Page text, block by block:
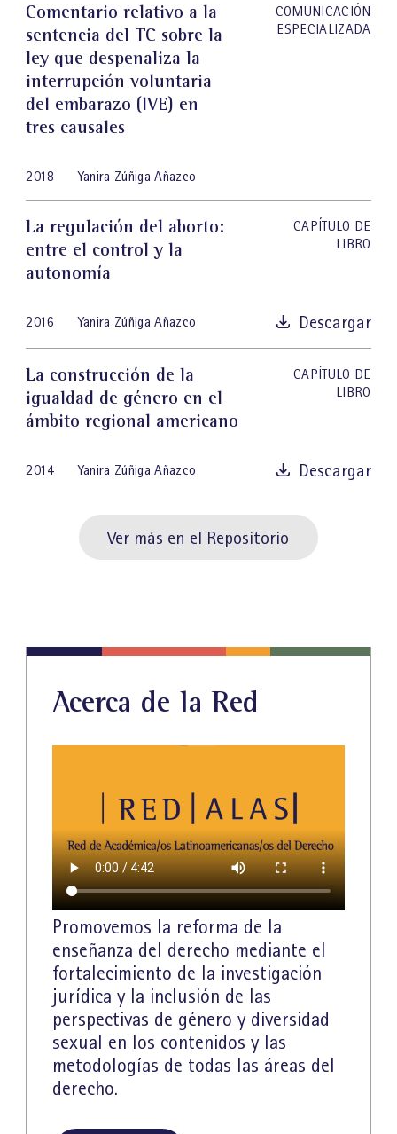
Comentario relativo a la
sentencia del TC sobre la
ley que despenaliza la
interrupción voluntaria
del embarazo (IVE) en
tres causales
COMUNICACIÓN
ESPECIALIZADA
2018 Yanira Zúñiga Añazco
La regulación del aborto:
entre el control y la
autonomía
CAPÍTULO DE
LIBRO
2016 Yanira Zúñiga Añazco Descargar
La construcción de la
igualdad de género en el
ámbito regional americano
CAPÍTULO DE
LIBRO
2014 Yanira Zúñiga Añazco Descargar
Ver más en el Repositorio
Acerca de la Red
Promovemos la reforma de la
enseñanza del derecho mediante el
fortalecimiento de la investigación
jurídica y la inclusión de las
perspectivas de género y diversidad
sexual en los contenidos y las
metodologías de todas las áreas del
derecho.